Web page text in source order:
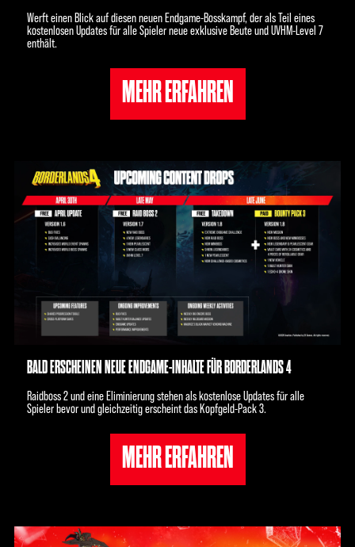
Werft einen Blick auf diesen neuen Endgame-Bosskampf, der als Teil eines
kostenlosen Updates für alle Spieler neue exklusive Beute und UVHM-Level 7
enthält.
MEHR ERFAHREN
BALD ERSCHEINEN NEUE ENDGAME-INHALTE FÜR BORDERLANDS 4
Raidboss 2 und eine Eliminierung stehen als kostenlose Updates für alle
Spieler bevor und gleichzeitig erscheint das Kopfgeld-Pack 3.
MEHR ERFAHREN